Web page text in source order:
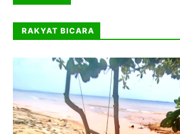
RAKYAT BICARA